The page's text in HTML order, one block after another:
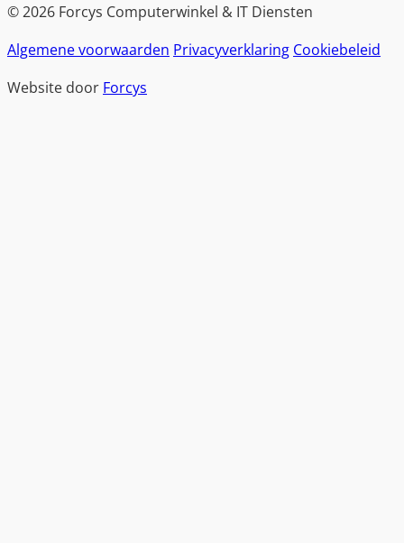
© 2026 Forcys Computerwinkel & IT Diensten
Algemene voorwaarden Privacyverklaring Cookiebeleid
Website door Forcys